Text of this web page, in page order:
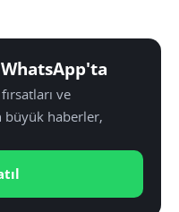
ve
büyük haberler,